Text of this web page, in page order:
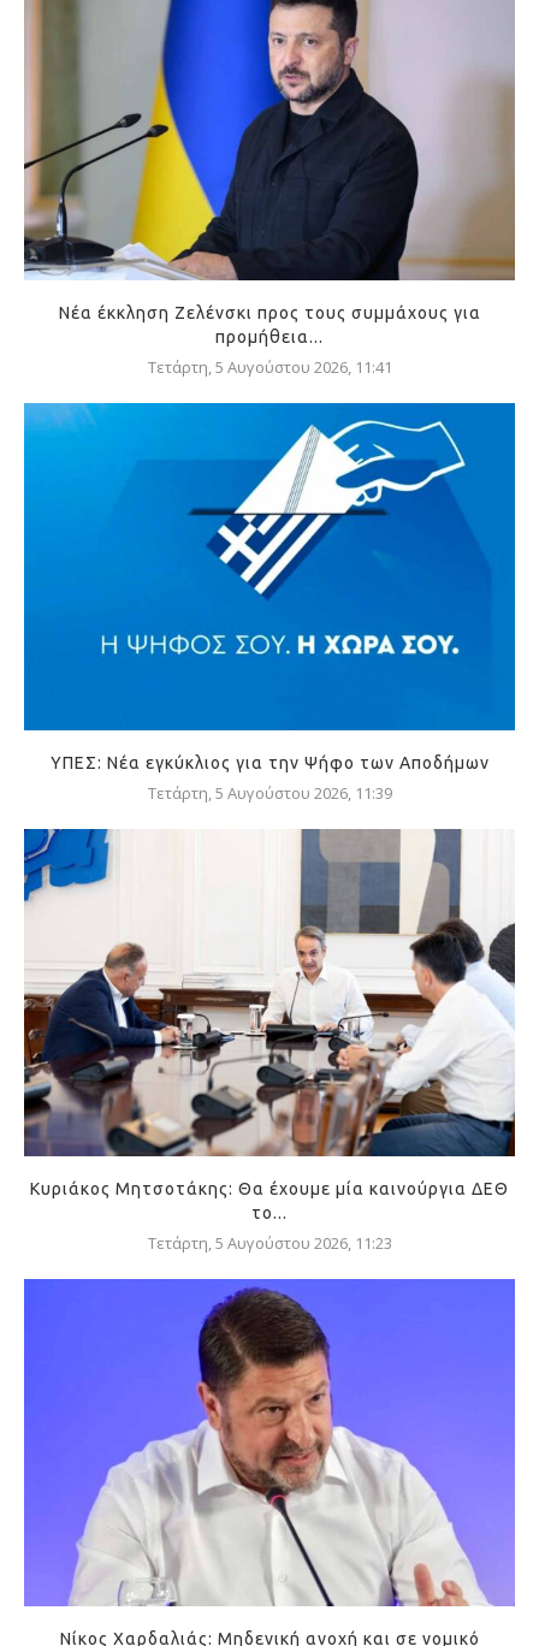
Νέα έκκληση Ζελένσκι προς τους συμμάχους για
προμήθεια...
Τετάρτη, 5 Αυγούστου 2026, 11:41
ΥΠΕΣ: Νέα εγκύκλιος για την Ψήφο των Αποδήμων
Τετάρτη, 5 Αυγούστου 2026, 11:39
Κυριάκος Μητσοτάκης: Θα έχουμε μία καινούργια ΔΕΘ
το...
Τετάρτη, 5 Αυγούστου 2026, 11:23
Νίκος Χαρδαλιάς: Μηδενική ανοχή και σε νομικό